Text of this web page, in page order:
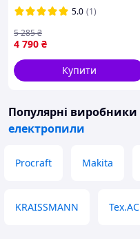
Акумуляторна батарея 20v
4Аг Energy Зарядний
пристрій Charger20/1
5.0 (1)
4 790 ₴
5 285₴
Купити
Популярні виробники
електропили
Procraft Makita
KRAISSMANN Tex.AC